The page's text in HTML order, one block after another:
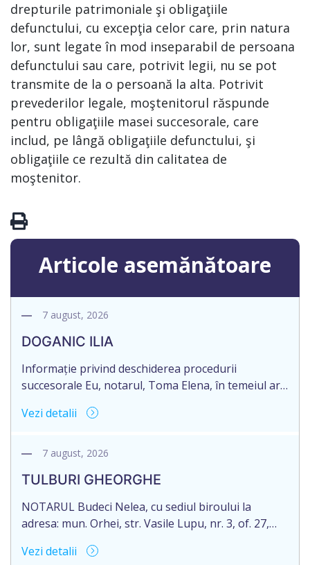
drepturile patrimoniale şi obligaţiile
defunctului, cu excepţia celor care, prin natura
lor, sunt legate în mod inseparabil de persoana
defunctului sau care, potrivit legii, nu se pot
transmite de la o persoană la alta. Potrivit
prevederilor legale, moştenitorul răspunde
pentru obligaţiile masei succesorale, care
includ, pe lângă obligaţiile defunctului, şi
obligaţiile ce rezultă din calitatea de
moştenitor.
Articole asemănătoare
7 august, 2026
DOGANIC ILIA
Informație privind deschiderea procedurii
succesorale Eu, notarul, Toma Elena, în temeiul art.
notific Moștenitorii/ persoană care are un interes
notariale în urma decesului cet. DOGANIC ILIA,
2007040006216. Eliberarea certificatului de
moștenitor este planificată în prealabil pentru […]
Vezi detalii
7 august, 2026
TULBURI GHEORGHE
NOTARUL Budeci Nelea, cu sediul biroului la
adresa: mun. Orhei, str. Vasile Lupu, nr. 3, of. 27,
în urma decesului cet. TULBURI GHEORGHE,
Vezi detalii